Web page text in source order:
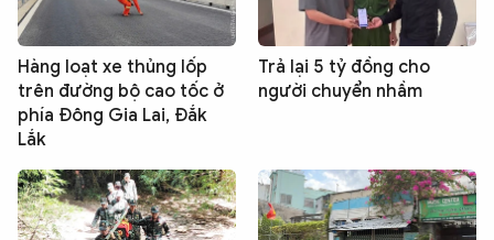
Hàng loạt xe thủng lốp
trên đường bộ cao tốc ở
phía Đông Gia Lai, Đắk
Lắk
Trả lại 5 tỷ đồng cho
người chuyển nhầm